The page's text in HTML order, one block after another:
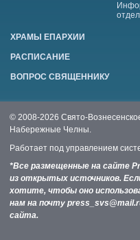
отдел
ХРАМЫ ЕПАРХИИ
РАСПИСАНИЕ
ВОПРОС СВЯЩЕННИКУ
© 2008-2026 Свято-
Набережные Челны.
Работает под управлением
*Все размещенные на сайте
из открытых источников.
хотите, чтобы оно
нам на почту
сайта.